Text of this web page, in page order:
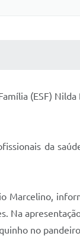
(ESF) Nilda
da
Marcelino,
Na
no